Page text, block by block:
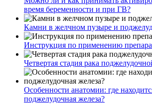
время беременности и при ГВ?
Камни в желчном пузыре и
Инструкция по применению
Четвертая стадия рака
Особенности анатомии: где
поджелудочная железа?